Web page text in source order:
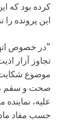
کرده بود که
این پرونده را
“در خصوص
تجاوز آزار
موضوع شکایت
صحت و سقم
علیه،